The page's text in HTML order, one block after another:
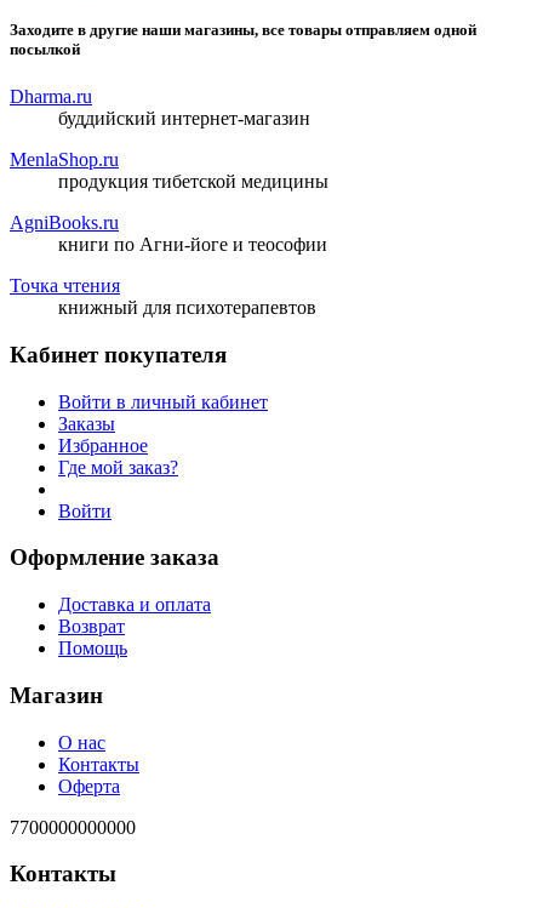
Заходите в другие наши магазины, все товары отправляем одной
посылкой
Dharma.ru
буддийский интернет-магазин
MenlaShop.ru
продукция тибетской медицины
AgniBooks.ru
книги по Агни-йоге и теософии
Точка чтения
книжный для психотерапевтов
Кабинет покупателя
Войти в личный кабинет
Заказы
Избранное
Где мой заказ?
Войти
Оформление заказа
Доставка и оплата
Возврат
Помощь
Магазин
О нас
Контакты
Оферта
7700000000000
Контакты